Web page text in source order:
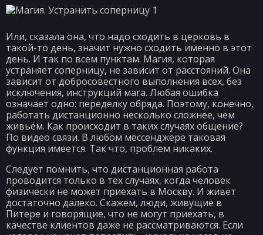
Или, сказала она, что надо сходить в церковь в
такой-то день, значит нужно сходить именно в этот
день. И так по всем пунктам. Магия, которая
устраняет соперницу, не зависит от расстояний. Она
зависит от добросовестного выполнения всех, без
исключения, инструкций мага. Любая ошибка
означает одно: переделку обряда. Поэтому, конечно,
работать дистанционно несколько сложнее, чем
живьём. Как происходит в таких случаях общение?
По видео связи. В любом мессенджере таковая
функция имеется. Так что, проблем никаких.
Следует помнить, что дистанционная работа
проводится только в тех случаях, когда человек
физически не может приехать в Москву. И живёт
достаточно далеко. Скажем, люди, живущие в
Питере и говорящие, что не могут приехать, в
качестве клиентов даже не рассматриваются. Если